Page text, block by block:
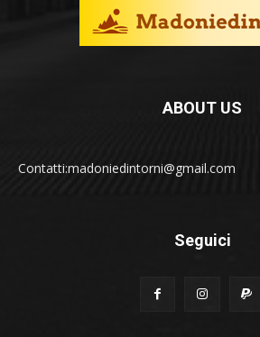
ABOUT US
Contatti:madoniedintorni@gmail.com
Seguici